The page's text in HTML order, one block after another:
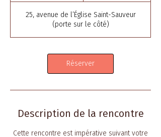
m
i
n
25, avenue de l’Église Saint-Sauveur
(porte sur le côté)
Réserver
Description de la rencontre
Cette rencontre est impérative suivant votre